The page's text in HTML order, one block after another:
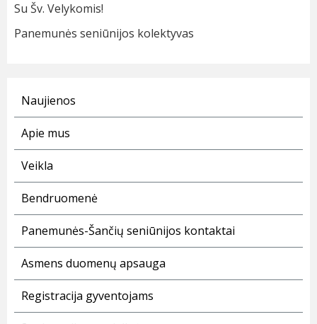
Su Šv. Velykomis!
Panemunės seniūnijos kolektyvas
Naujienos
Apie mus
Veikla
Bendruomenė
Panemunės-Šančių seniūnijos kontaktai
Asmens duomenų apsauga
Registracija gyventojams